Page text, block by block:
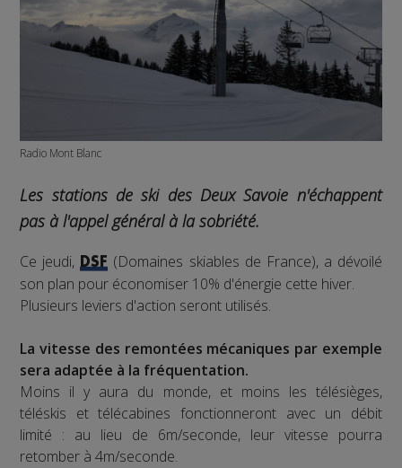
Radio Mont Blanc
Les stations de ski des Deux Savoie n'échappent
pas à l'appel général à la sobriété.
Ce jeudi,DSF (Domaines skiables de France), a dévoilé
son plan pour économiser 10% d'énergie cette hiver.
Plusieurs leviers d'action seront utilisés.
La vitesse des remontées mécaniques par exemple
sera adaptée à la fréquentation.
Moins il y aura du monde, et moins les télésièges,
téléskis et télécabines fonctionneront avec un débit
limité : au lieu de 6m/seconde, leur vitesse pourra
retomber à 4m/seconde.